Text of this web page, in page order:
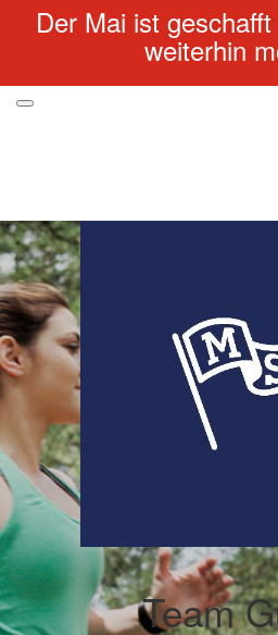
Der Mai ist
weiterhin
Team